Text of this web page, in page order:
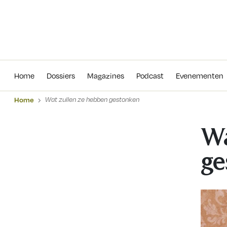
Home Dossiers Magazines Podcast Evenementen
Home Wat zullen ze hebben gestonken